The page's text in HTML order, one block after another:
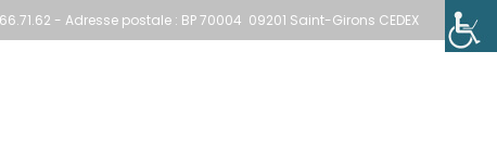
- Adresse postale : BP 70004 09201 Saint-Girons CEDEX